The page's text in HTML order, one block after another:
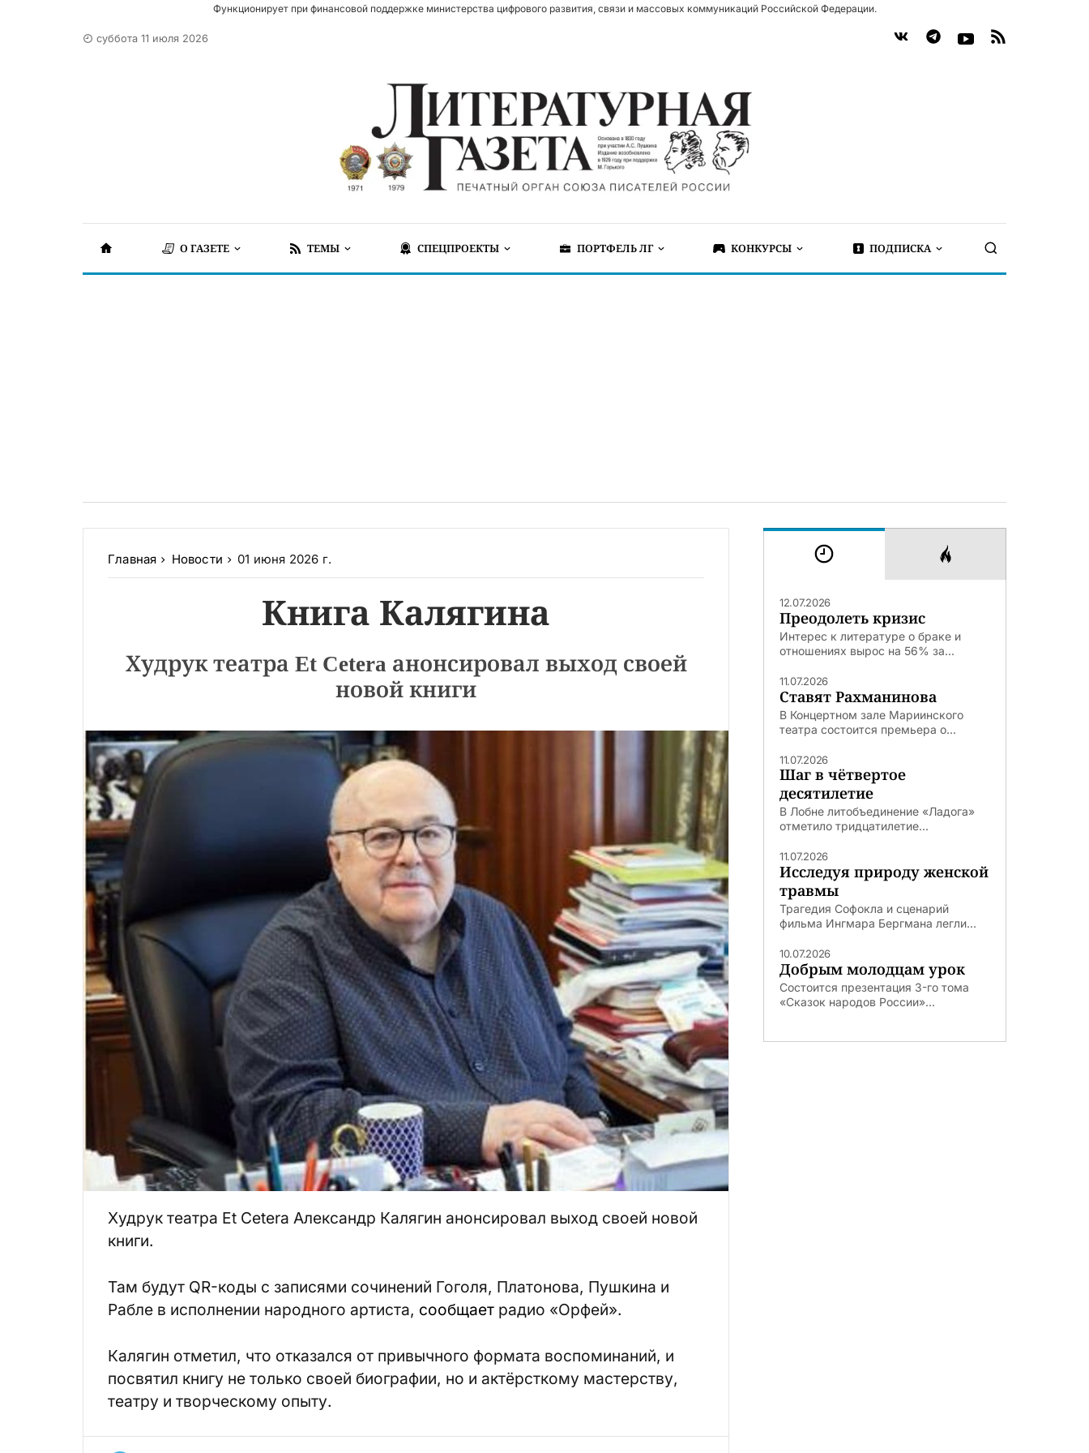
Функционирует при финансовой поддержке министерства цифрового развития, связи и массовых коммуникаций Российской Федерации.
суббота 11 июля 2026
О ГАЗЕТЕ ТЕМЫ СПЕЦПРОЕКТЫ ПОРТФЕЛЬ ЛГ КОНКУРСЫ ПОДПИСКА
Главная Новости 01 июня 2026 г.
Книга Калягина
Худрук театра Et Cetera анонсировал выход своей
новой книги
Худрук театра Et Cetera Александр Калягин анонсировал выход своей новой
книги.
Там будут QR-коды с записями сочинений Гоголя, Платонова, Пушкина и
Рабле в исполнении народного артиста, сообщает радио «Орфей».
Калягин отметил, что отказался от привычного формата воспоминаний, и
посвятил книгу не только своей биографии, но и актёрсткому мастерству,
театру и творческому опыту.
12.07.2026
Преодолеть кризис
Интерес к литературе о браке и
отношениях вырос на 56% за...
11.07.2026
Ставят Рахманинова
В Концертном зале Мариинского
театра состоится премьера о...
11.07.2026
Шаг в чётвертое
десятилетие
В Лобне литобъединение «Ладога»
отметило тридцатилетие...
11.07.2026
Исследуя природу женской
травмы
Трагедия Софокла и сценарий
фильма Ингмара Бергмана легли...
10.07.2026
Добрым молодцам урок
Состоится презентация 3-го тома
«Сказок народов России»...